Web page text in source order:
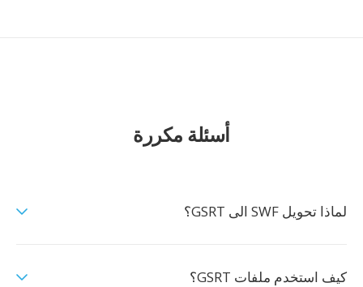
أسئلة مكررة
لماذا تحويل SWF الى GSRT؟
كيف استخدم ملفات GSRT؟